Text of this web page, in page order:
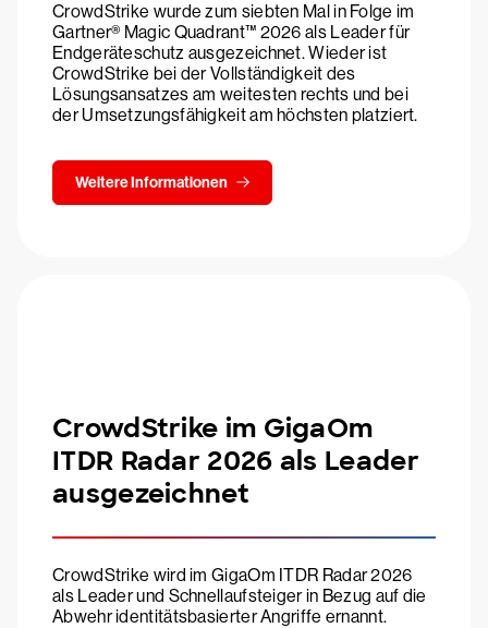
CrowdStrike wurde zum siebten Mal in Folge im
Gartner® Magic Quadrant™ 2026 als Leader für
Endgeräteschutz ausgezeichnet. Wieder ist
CrowdStrike bei der Vollständigkeit des
Lösungsansatzes am weitesten rechts und bei
der Umsetzungsfähigkeit am höchsten platziert.
Weitere Informationen
CrowdStrike im GigaOm
ITDR Radar 2026 als Leader
ausgezeichnet
CrowdStrike wird im GigaOm ITDR Radar 2026
als Leader und Schnellaufsteiger in Bezug auf die
Abwehr identitätsbasierter Angriffe ernannt.